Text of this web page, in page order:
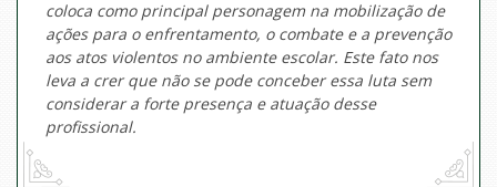
coloca como principal personagem na mobilização de
ações para o enfrentamento, o combate e a prevenção
aos atos violentos no ambiente escolar. Este fato nos
leva a crer que não se pode conceber essa luta sem
considerar a forte presença e atuação desse
profissional.